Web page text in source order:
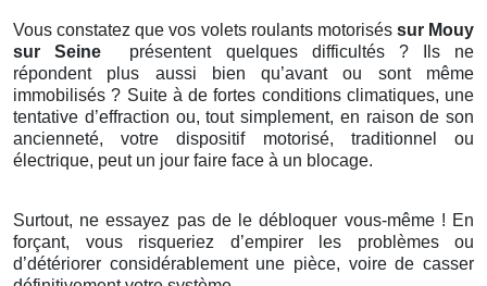
Vous constatez que vos volets roulants motorisés sur Mouy
sur Seine
présentent quelques difficultés ? Ils ne
répondent plus aussi bien qu’avant ou sont même
immobilisés ? Suite à de fortes conditions climatiques, une
tentative d’effraction ou, tout simplement, en raison de son
ancienneté, votre dispositif motorisé, traditionnel ou
électrique, peut un jour faire face à un blocage.
Surtout, ne essayez pas de le débloquer vous-même ! En
forçant, vous risqueriez d’empirer les problèmes ou
d’détériorer considérablement une pièce, voire de casser